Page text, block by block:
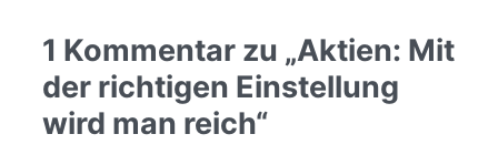
1 Kommentar zu „Aktien: Mit
der richtigen Einstellung
wird man reich“